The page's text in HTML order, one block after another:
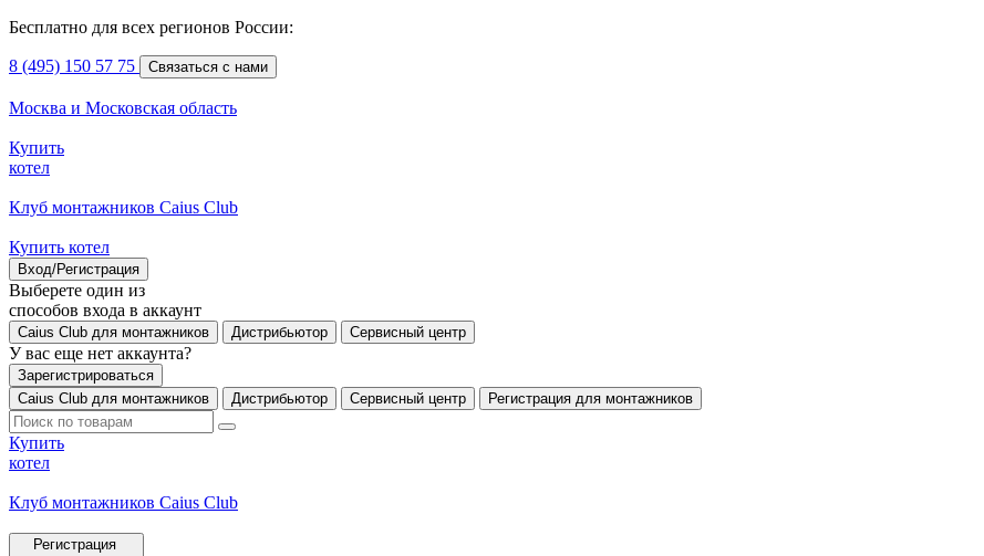
Бесплатно для всех регионов России:
8 (495) 150 57 75 Связаться с нами
Москва и Московская область
Купить
котел
Клуб монтажников Caius Club
Купить котел
Вход/Регистрация
Выберете один из
способов входа в аккаунт
Caius Club для монтажников Дистрибьютор Сервисный центр
У вас еще нет аккаунта?
Зарегистрироваться
Caius Club для монтажников
Дистрибьютор Сервисный центр Регистрация для монтажников
Купить
котел
Клуб монтажников Caius Club
Регистрация